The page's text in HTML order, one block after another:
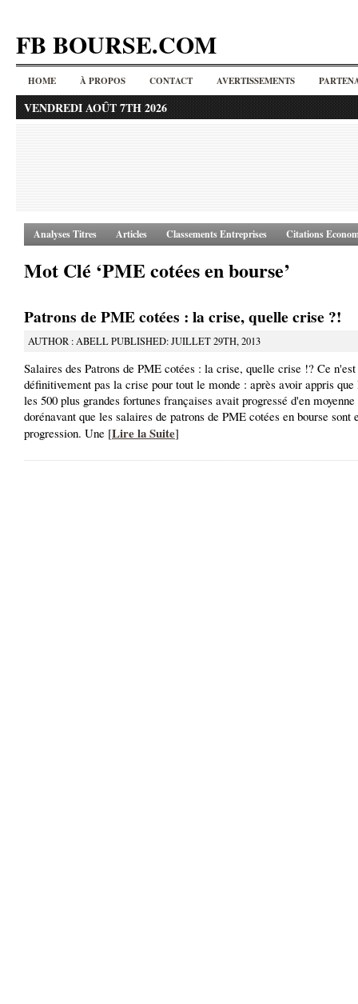
FB BOURSE.COM
HOME À PROPOS CONTACT AVERTISSEMENTS
VENDREDI AOÛT 7TH 2026
Analyses Titres Articles Classements Entreprises Citations
Mot Clé ‘PME cotées en bourse’
Patrons de PME cotées : la crise, quelle crise ?!
AUTHOR : ABELL PUBLISHED: JUILLET 29TH, 2013
Salaires des Patrons de PME cotées : la crise, quelle crise !? Ce n'est
définitivement pas la crise pour tout le monde : après avoir appris
les 500 plus grandes fortunes françaises avait progressé d'en
dorénavant que les salaires de patrons de PME cotées en bourse sont
progression. Une [Lire la Suite]